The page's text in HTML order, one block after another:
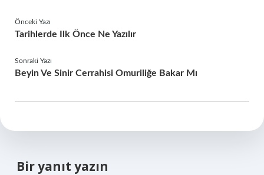
Önceki Yazı
Tarihlerde Ilk Önce Ne Yazılır
Sonraki Yazı
Beyin Ve Sinir Cerrahisi Omuriliğe Bakar Mı
Bir yanıt yazın